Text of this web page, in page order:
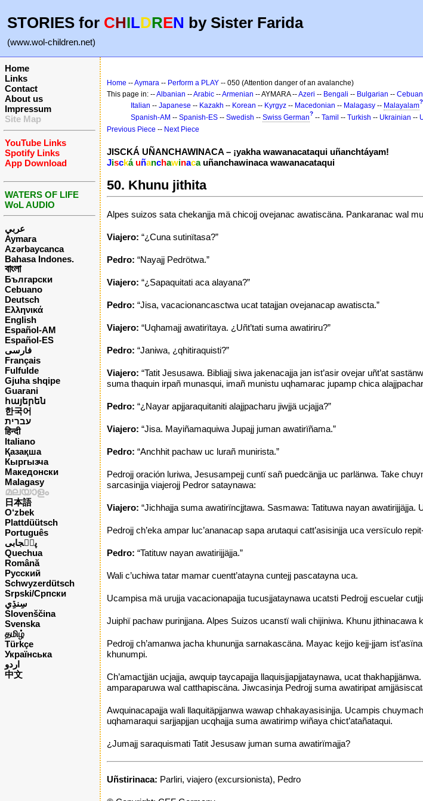
STORIES for CHILDREN by Sister Farida
(www.wol-children.net)
Home
Links
Contact
About us
Impressum
Site Map
YouTube Links
Spotify Links
App Download
WATERS OF LIFE
WoL AUDIO
عربي
Aymara
Azərbaycanca
Bahasa Indones.
বাংলা
Български
Cebuano
Deutsch
Ελληνικά
English
Español-AM
Español-ES
فارسی
Français
Fulfulde
Gjuha shqipe
Guarani
հայերեն
한국어
עברית
हिन्दी
Italiano
Қазақша
Кыргызча
Македонски
Malagasy
മലയാളം
日本語
O‘zbek
Plattdüütsch
Português
پن٘جابی
Quechua
Română
Русский
Schwyzerdütsch
Srpski/Српски
Slovenščina
Svenska
தமிழ்
Türkçe
Українська
اردو
中文
Home --Aymara -- Perform a PLAY -- 050 (Attention danger of an avalanche)
This page in: --Albanian --Arabic --Armenian -- AYMARA --Azeri -- Bengali -- Bulgarian --
Italian -- Japanese -- Kazakh -- Korean -- Kyrgyz -- Macedonian -- Malagasy -- Malayalam?
Spanish-AM -- Spanish-ES -- Swedish -- Swiss German? -- Tamil -- Turkish -- Ukrainian --
Previous Piece -- Next Piece
JISCKÁ UÑANCHAWINACA – ¡yakha wawanacataqui uñanchtáyam!
Jiscká uñanchawinacauñanchawinaca wawanacataqui
50. Khunu jithita
Alpes suizos sata chekanjja mä chicojj ovejanac awatiscäna. Pankaranac wal
Viajero: “¿Cuna sutinïtasa?”
Pedro: “Nayajj Pedrötwa.”
Viajero: “¿Sapaquitati aca alayana?”
Pedro: “Jisa, vacacionancasctwa ucat tatajjan ovejanacap awatiscta.”
Viajero: “Uqhamajj awatirïtaya. ¿Uñt’tati suma awatiriru?”
Pedro: “Janiwa, ¿qhitiraquisti?”
Viajero: “Tatit Jesusawa. Bibliajj siwa jakenacajja jan ist’asir ovejar uñt’at
suma thaquin irpañ munasqui, imañ munistu uqhamarac jupamp chica
Pedro: “¿Nayar apjjaraquitaniti alajjpacharu jiwjjä ucjajja?”
Viajero: “Jisa. Mayiñamaquiwa Jupajj juman awatirïñama.”
Pedro: “Anchhit pachaw uc lurañ munirista.”
Pedrojj oración luriwa, Jesusampejj cuntï sañ puedcänjja uc parlänwa. Take
sarcasinjja viajerojj Pedror sataynawa:
Viajero: “Jichhajja suma awatirïncjjtawa. Sasmawa: Tatituwa nayan awatirijjäjja.
Pedrojj ch’eka ampar luc’ananacap sapa arutaqui catt’asisinjja uca versïculo
Pedro: “Tatituw nayan awatirijjäjja.”
Wali c’uchiwa tatar mamar cuentt’atayna cuntejj pascatayna uca.
Ucampisa mä urujja vacacionapajja tucusjjataynawa ucatsti Pedrojj escuelar
Juiphï pachaw purinjjana. Alpes Suizos ucanstï wali chijiniwa. Khunu jithinacawa
Pedrojj ch’amanwa jacha khununjja sarnakascäna. Mayac kejjo kejj-jjam
khunumpi.
Ch’amactjjän ucjajja, awquip taycapajja llaquisjjapjjataynawa, ucat
amparaparuwa wal catthapiscäna. Jiwcasinja Pedrojj suma awatiripat
Awquinacapajja wali llaquitäpjjanwa wawap chhakayasisinjja. Ucampis
uqhamaraqui sarjjapjjan ucqhajja suma awatirimp wiñaya chict’atañataqui.
¿Jumajj saraquismati Tatit Jesusaw juman suma awatirïmajja?
Uñstirinaca: Parliri, viajero (excursionista), Pedro